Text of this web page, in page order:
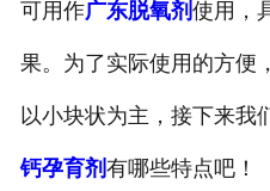
可用作广东脱氧剂使用，
果。为了实际使用的方便，
以小块状为主，接下来我
钙孕育剂有哪些特点吧！